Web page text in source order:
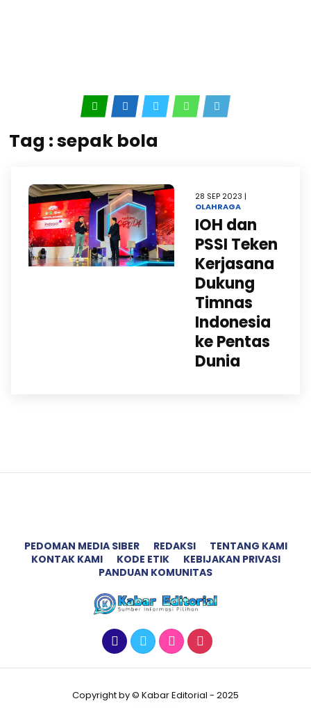
Tag : sepak bola
28 SEP 2023 |
OLAHRAGA
IOH dan
PSSI Teken
Kerjasana
Dukung
Timnas
Indonesia
ke Pentas
Dunia
PEDOMAN MEDIA SIBER REDAKSI
TENTANG KAMI
KONTAK KAMI
KODE ETIK
KEBIJAKAN PRIVASI
PANDUAN KOMUNITAS
Copyright by © Kabar Editorial - 2025